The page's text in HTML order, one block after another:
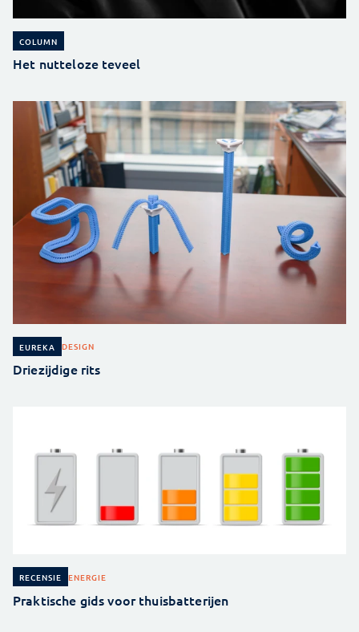
COLUMN
Het nutteloze teveel
EUREKA DESIGN
Driezijdige rits
RECENSIE ENERGIE
Praktische gids voor thuisbatterijen